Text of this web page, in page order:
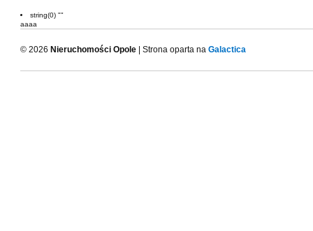
string(0) ""
aaaa
© 2026 Nieruchomości Opole | Strona oparta na Galactica